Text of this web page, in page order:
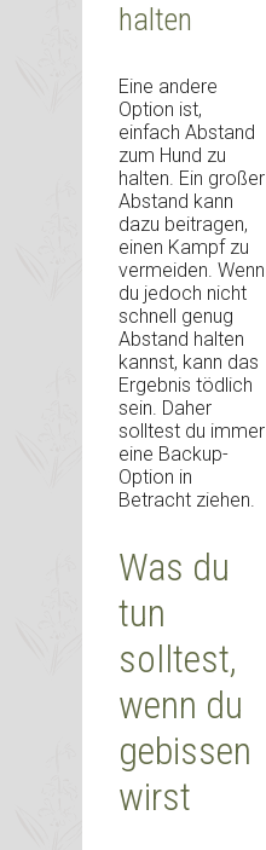
halten
Eine andere
Option ist,
einfach Abstand
zum Hund zu
halten. Ein großer
Abstand kann
dazu beitragen,
einen Kampf zu
vermeiden. Wenn
du jedoch nicht
schnell genug
Abstand halten
kannst, kann das
Ergebnis tödlich
sein. Daher
solltest du immer
eine Backup-
Option in
Betracht ziehen.
Was du
tun
solltest,
wenn du
gebissen
wirst